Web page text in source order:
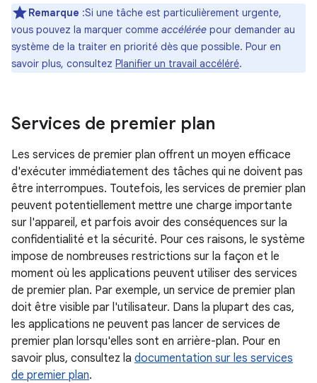
Remarque :Si une tâche est particulièrement urgente,
vous pouvez la marquer comme accélérée pour demander au
système de la traiter en priorité dès que possible. Pour en
savoir plus, consultez Planifier un travail accéléré.
Services de premier plan
Les services de premier plan offrent un moyen efficace
d'exécuter immédiatement des tâches qui ne doivent pas
être interrompues. Toutefois, les services de premier plan
peuvent potentiellement mettre une charge importante
sur l'appareil, et parfois avoir des conséquences sur la
confidentialité et la sécurité. Pour ces raisons, le système
impose de nombreuses restrictions sur la façon et le
moment où les applications peuvent utiliser des services
de premier plan. Par exemple, un service de premier plan
doit être visible par l'utilisateur. Dans la plupart des cas,
les applications ne peuvent pas lancer de services de
premier plan lorsqu'elles sont en arrière-plan. Pour en
savoir plus, consultez la documentation sur les services
de premier plan.